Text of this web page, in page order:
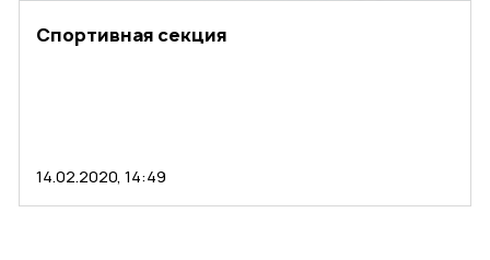
Спортивная секция
14.02.2020, 14:49